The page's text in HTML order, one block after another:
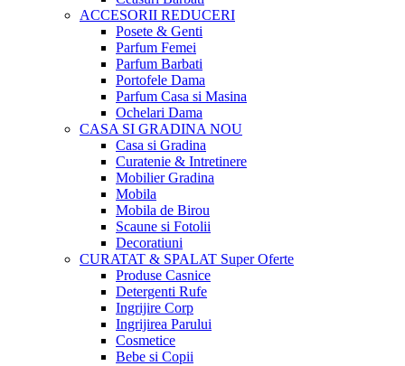
ACCESORII REDUCERI
Posete & Genti
Parfum Femei
Parfum Barbati
Portofele Dama
Parfum Casa si Masina
Ochelari Dama
CASA SI GRADINANOU
Casa si Gradina
Curatenie & Intretinere
Mobilier Gradina
Mobila
Mobila de Birou
Scaune si Fotolii
Decoratiuni
CURATAT & SPALAT Super Oferte
Produse Casnice
Detergenti Rufe
Ingrijire Corp
Ingrijirea Parului
Cosmetice
Bebe si Copii